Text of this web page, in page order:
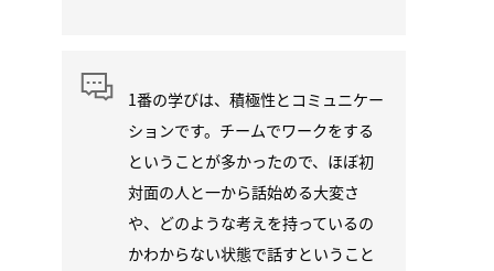
1番の学びは、積極性とコミュニケー
ションです。チームでワークをする
ということが多かったので、ほぼ初
対面の人と一から話始める大変さ
や、どのような考えを持っているの
かわからない状態で話すということ